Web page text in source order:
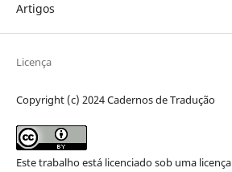
Artigos
Licença
Copyright (c) 2024 Cadernos de Tradução
Este trabalho está licenciado sob uma licença